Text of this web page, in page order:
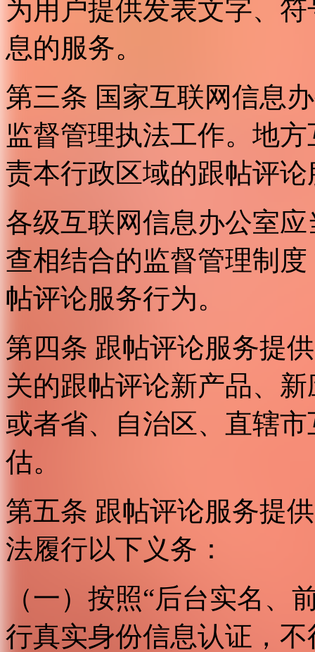
为用户提供发表文字、
息的服务。
第三条 国家互联网信息
监督管理执法工作。地
责本行政区域的跟帖评
各级互联网信息办公室
查相结合的监督管理制
帖评论服务行为。
第四条 跟帖评论服务提
关的跟帖评论新产品、
或者省、自治区、直辖
估。
第五条 跟帖评论服务提
法履行以下义务：
（一）按照“后台实名、
行真实身份信息认证，